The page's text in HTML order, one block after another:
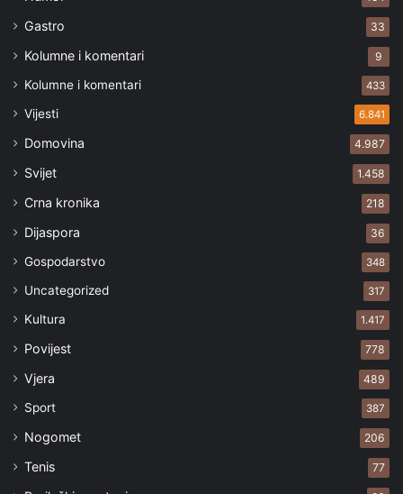
Gastro 33
Kolumne i komentari 9
Kolumne i komentari 433
Vijesti 6.841
Domovina 4.987
Svijet 1.458
Crna kronika 218
Dijaspora 36
Gospodarstvo 348
Uncategorized 317
Kultura 1.417
Povijest 778
Vjera 489
Sport 387
Nogomet 206
Tenis 77